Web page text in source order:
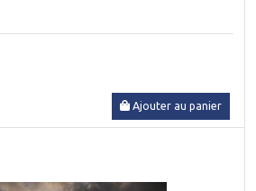
Ajouter au panier